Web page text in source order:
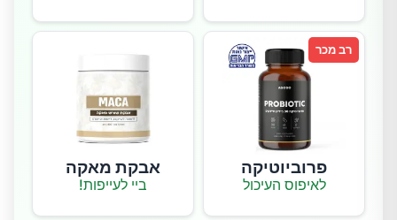
רב מכר
פרוביוטיקה
לאיפוס העיכול
אבקת מאקה
ביי לעייפות!